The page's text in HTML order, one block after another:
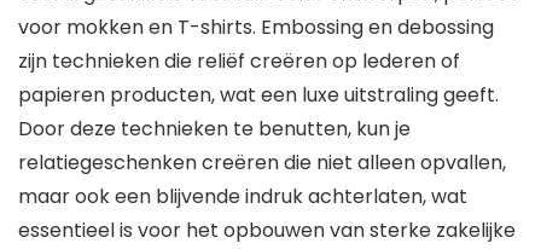
voor mokken en T-shirts. Embossing en debossing
zijn technieken die reliëf creëren op lederen of
papieren producten, wat een luxe uitstraling geeft.
Door deze technieken te benutten, kun je
relatiegeschenken creëren die niet alleen opvallen,
maar ook een blijvende indruk achterlaten, wat
essentieel is voor het opbouwen van sterke zakelijke